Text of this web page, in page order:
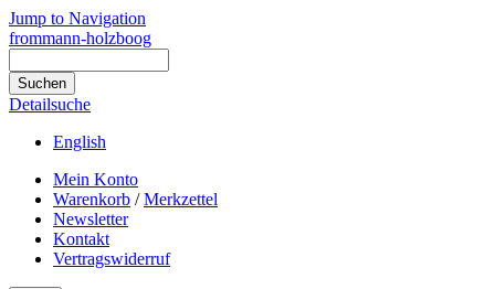
Jump to Navigation
frommann-holzboog
Detailsuche
English
Mein Konto
Warenkorb /Merkzettel
Newsletter
Kontakt
Vertragswiderruf